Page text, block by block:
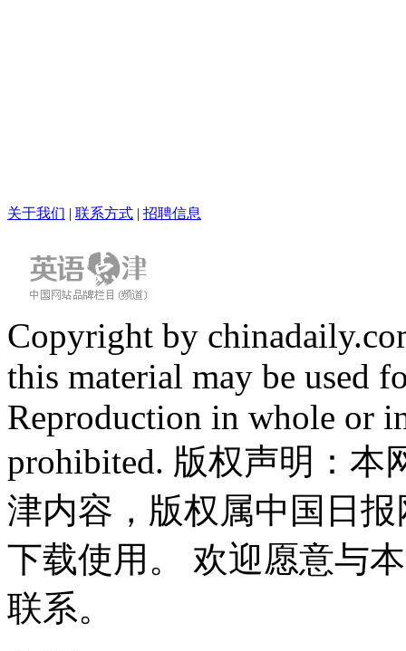
关于我们 | 联系方式 | 招聘信息
Copyright by
this material may be used
Reproduction in whole or
prohibited. 版权声明：
津内容，版权属中国日
下载使用。 欢迎愿意与
联系。